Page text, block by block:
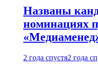
Названы
номинациях
2 года спустя2 года